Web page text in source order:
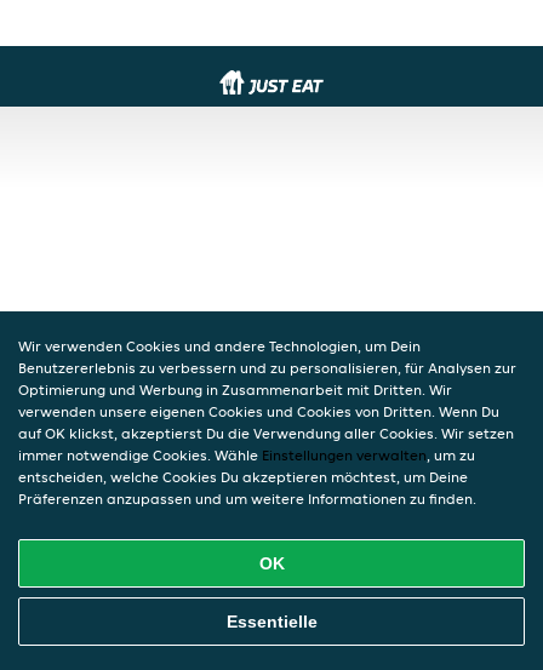
Wir verwenden Cookies und andere Technologien, um Dein
Benutzererlebnis zu verbessern und zu personalisieren, für Analysen zur
Optimierung und Werbung in Zusammenarbeit mit Dritten. Wir
verwenden unsere eigenen Cookies und Cookies von Dritten. Wenn Du
auf OK klickst, akzeptierst Du die Verwendung aller Cookies. Wir setzen
immer notwendige Cookies. Wähle Einstellungen verwalten, um zu
entscheiden, welche Cookies Du akzeptieren möchtest, um Deine
Präferenzen anzupassen und um weitere Informationen zu finden.
OK
Essentielle